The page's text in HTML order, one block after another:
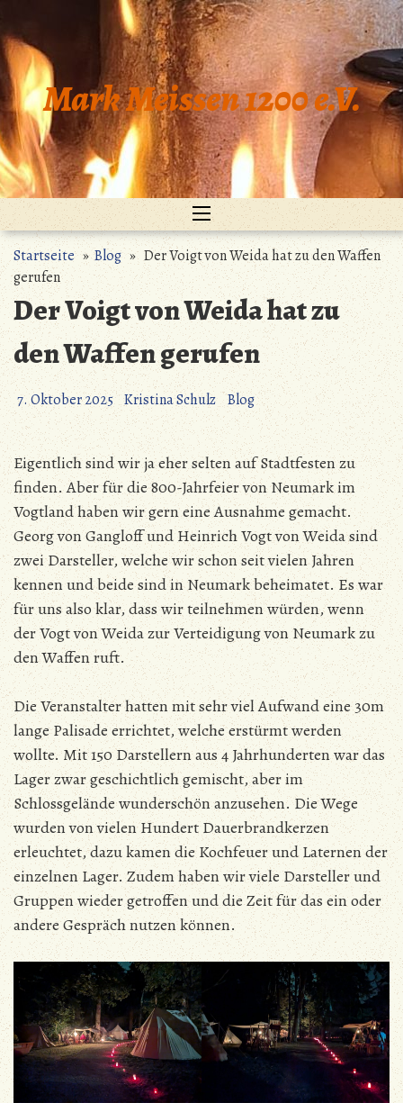
Inhalt
springen
Mark Meissen 1200 e.V.
Startseite»Blog» Der Voigt von Weida hat zu den Waffen
gerufen
Der Voigt von Weida hat zu
den Waffen gerufen
7. Oktober 2025 Kristina Schulz Blog
Eigentlich sind wir ja eher selten auf Stadtfesten zu
finden. Aber für die 800-Jahrfeier von Neumark im
Vogtland haben wir gern eine Ausnahme gemacht.
Georg von Gangloff und Heinrich Vogt von Weida sind
zwei Darsteller, welche wir schon seit vielen Jahren
kennen und beide sind in Neumark beheimatet. Es war
für uns also klar, dass wir teilnehmen würden, wenn
der Vogt von Weida zur Verteidigung von Neumark zu
den Waffen ruft.
Die Veranstalter hatten mit sehr viel Aufwand eine 30m
lange Palisade errichtet, welche erstürmt werden
wollte. Mit 150 Darstellern aus 4 Jahrhunderten war das
Lager zwar geschichtlich gemischt, aber im
Schlossgelände wunderschön anzusehen. Die Wege
wurden von vielen Hundert Dauerbrandkerzen
erleuchtet, dazu kamen die Kochfeuer und Laternen der
einzelnen Lager. Zudem haben wir viele Darsteller und
Gruppen wieder getroffen und die Zeit für das ein oder
andere Gespräch nutzen können.